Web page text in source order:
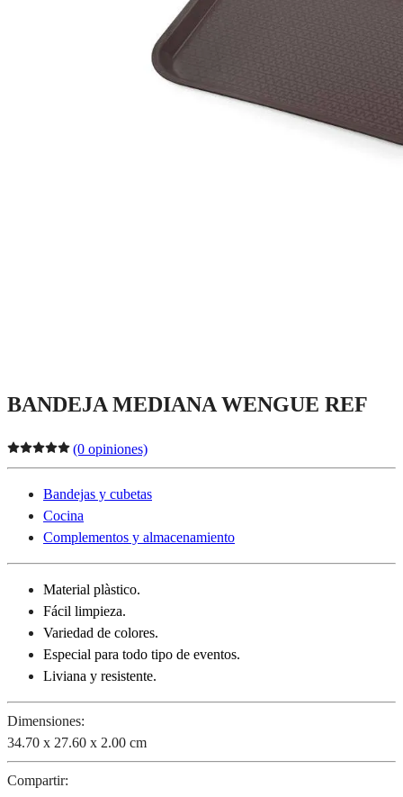
BANDEJA MEDIANA WENGUE REF
(0 opiniones)
Bandejas y cubetas
Cocina
Complementos y almacenamiento
Material plàstico.
Fácil limpieza.
Variedad de colores.
Especial para todo tipo de eventos.
Liviana y resistente.
Dimensiones:
34.70 x 27.60 x 2.00 cm
Compartir: